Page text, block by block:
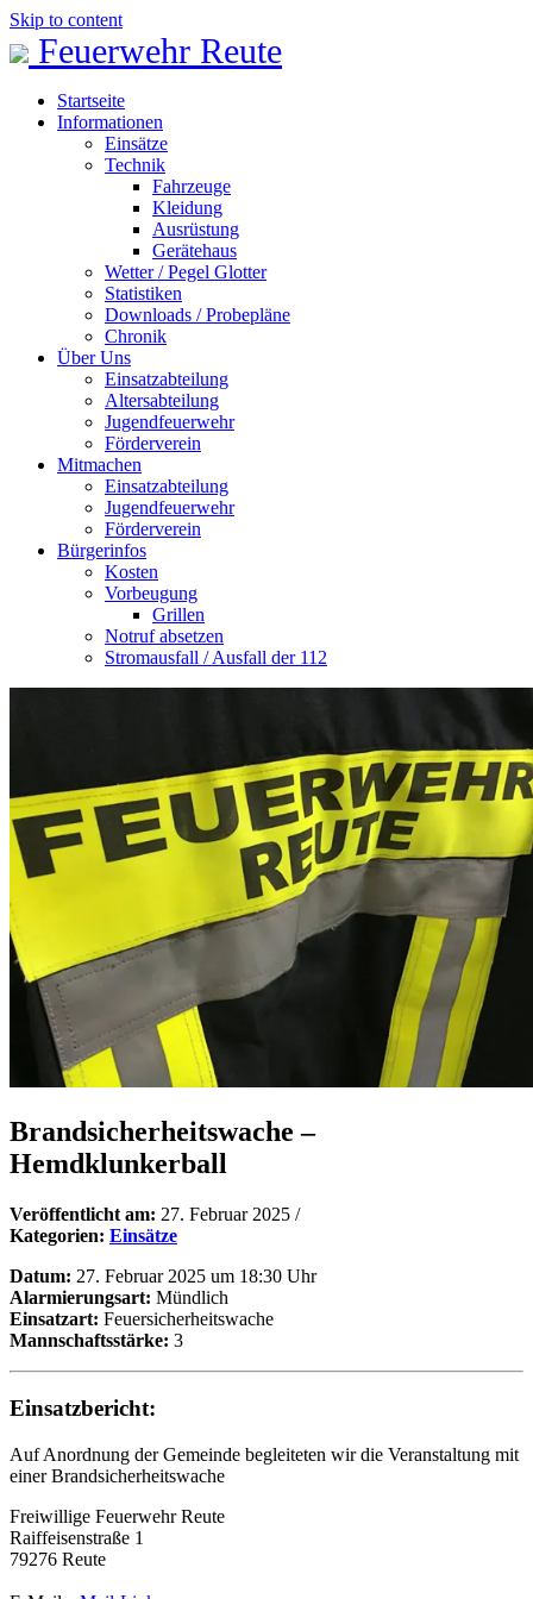
Skip to content
Feuerwehr Reute
Startseite
Informationen
Einsätze
Technik
Fahrzeuge
Kleidung
Ausrüstung
Gerätehaus
Wetter / Pegel Glotter
Statistiken
Downloads / Probepläne
Chronik
Über Uns
Einsatzabteilung
Altersabteilung
Jugendfeuerwehr
Förderverein
Mitmachen
Einsatzabteilung
Jugendfeuerwehr
Förderverein
Bürgerinfos
Kosten
Vorbeugung
Grillen
Notruf absetzen
Stromausfall / Ausfall der 112
Brandsicherheitswache –
Hemdklunkerball
Veröffentlicht am: 27. Februar 2025 /
Kategorien: Einsätze
Datum: 27. Februar 2025 um 18:30 Uhr
Alarmierungsart: Mündlich
Einsatzart: Feuersicherheitswache
Mannschaftsstärke: 3
Einsatzbericht:
Auf Anordnung der Gemeinde begleiteten wir die Veranstaltung mit
einer Brandsicherheitswache
Freiwillige Feuerwehr Reute
Raiffeisenstraße 1
79276 Reute